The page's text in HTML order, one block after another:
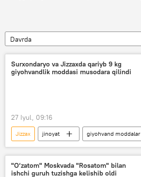
Davrda
Surxondaryo va Jizzaxda qariyb 9 kg
giyohvandlik moddasi musodara qilindi
27 Iyul, 09:16
Jizzax jinoyat
giyohvand moddalar
O‘zbekiston
Jinoyat kodeksi
Davlat xavfsizlik xizmati (DXX)
IIV
"O‘zatom" Moskvada "Rosatom" bilan
ishchi guruh tuzishga kelishib oldi